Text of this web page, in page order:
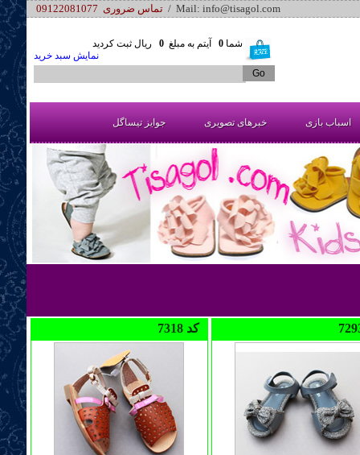
تماس ضروری 09122081077 / Mail: info@tisagol.com
شما0 آیتم به مبلغ0 ریال ثبت کردید
نمایش سبد خرید
اسباب بازی خبرهای تصویری جوایز تیساگل
7318 کد